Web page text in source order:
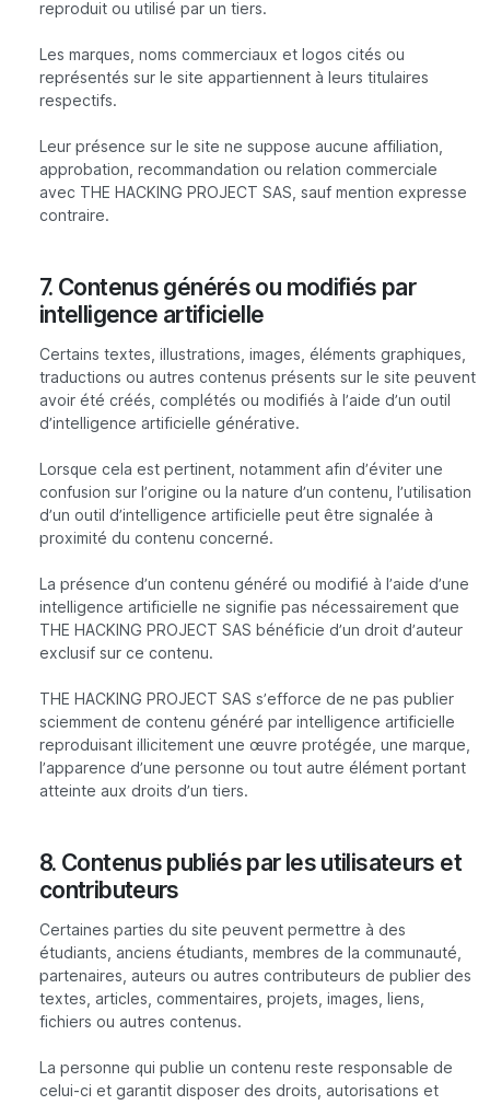
reproduit ou utilisé par un tiers.
Les marques, noms commerciaux et logos cités ou
représentés sur le site appartiennent à leurs titulaires
respectifs.
Leur présence sur le site ne suppose aucune affiliation,
approbation, recommandation ou relation commerciale
avec THE HACKING PROJECT SAS, sauf mention expresse
contraire.
7. Contenus générés ou modifiés par
intelligence artificielle
Certains textes, illustrations, images, éléments graphiques,
traductions ou autres contenus présents sur le site peuvent
avoir été créés, complétés ou modifiés à l’aide d’un outil
d’intelligence artificielle générative.
Lorsque cela est pertinent, notamment afin d’éviter une
confusion sur l’origine ou la nature d’un contenu, l’utilisation
d’un outil d’intelligence artificielle peut être signalée à
proximité du contenu concerné.
La présence d’un contenu généré ou modifié à l’aide d’une
intelligence artificielle ne signifie pas nécessairement que
THE HACKING PROJECT SAS bénéficie d’un droit d’auteur
exclusif sur ce contenu.
THE HACKING PROJECT SAS s’efforce de ne pas publier
sciemment de contenu généré par intelligence artificielle
reproduisant illicitement une œuvre protégée, une marque,
l’apparence d’une personne ou tout autre élément portant
atteinte aux droits d’un tiers.
8. Contenus publiés par les utilisateurs et
contributeurs
Certaines parties du site peuvent permettre à des
étudiants, anciens étudiants, membres de la communauté,
partenaires, auteurs ou autres contributeurs de publier des
textes, articles, commentaires, projets, images, liens,
fichiers ou autres contenus.
La personne qui publie un contenu reste responsable de
celui-ci et garantit disposer des droits, autorisations et